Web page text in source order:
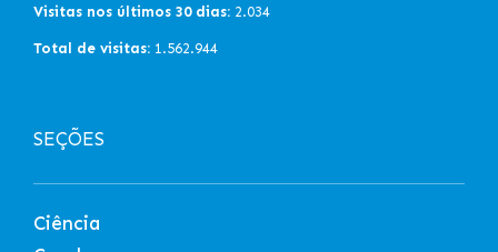
Visitas nos últimos 30 dias: 2.034
Total de visitas: 1.562.944
SEÇÕES
Ciência